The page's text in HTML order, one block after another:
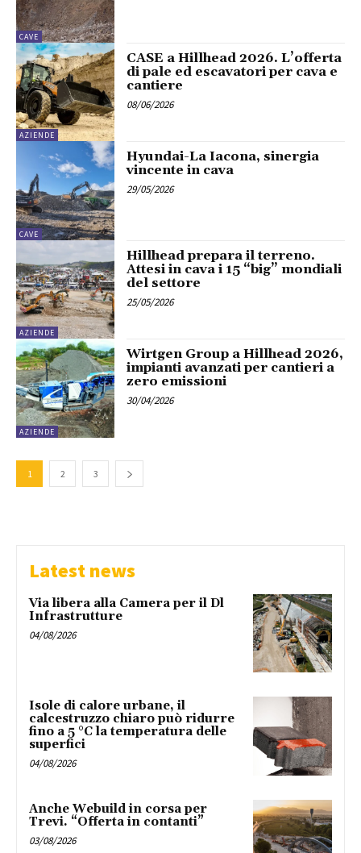
CAVE
AZIENDE
CASE a Hillhead 2026. L’offerta
di pale ed escavatori per cava e
cantiere
08/06/2026
CAVE
Hyundai-La Iacona, sinergia
vincente in cava
29/05/2026
AZIENDE
Hillhead prepara il terreno.
Attesi in cava i 15 “big” mondiali
del settore
25/05/2026
AZIENDE
Wirtgen Group a Hillhead 2026,
impianti avanzati per cantieri a
zero emissioni
30/04/2026
1 2 3
Latest news
Via libera alla Camera per il Dl
Infrastrutture
04/08/2026
Isole di calore urbane, il
calcestruzzo chiaro può ridurre
fino a 5 °C la temperatura delle
superfici
04/08/2026
Anche Webuild in corsa per
Trevi. “Offerta in contanti”
03/08/2026